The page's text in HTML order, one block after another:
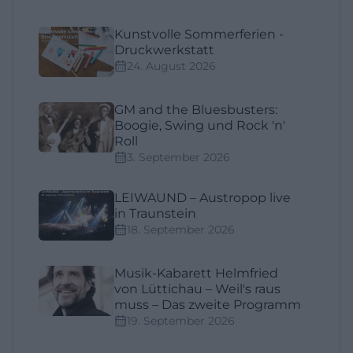
Kunstvolle Sommerferien -
Druckwerkstatt
24. August 2026
GM and the Bluesbusters:
Boogie, Swing und Rock 'n'
Roll
3. September 2026
LEIWAUND – Austropop live
in Traunstein
18. September 2026
Musik-Kabarett Helmfried
von Lüttichau – Weil's raus
muss – Das zweite Programm
19. September 2026